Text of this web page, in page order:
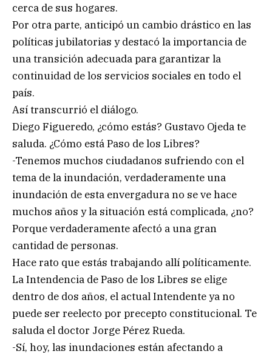
cerca de sus hogares.
Por otra parte, anticipó un cambio drástico en las
políticas jubilatorias y destacó la importancia de
una transición adecuada para garantizar la
continuidad de los servicios sociales en todo el
país.
Así transcurrió el diálogo.
Diego Figueredo, ¿cómo estás? Gustavo Ojeda te
saluda. ¿Cómo está Paso de los Libres?
-Tenemos muchos ciudadanos sufriendo con el
tema de la inundación, verdaderamente una
inundación de esta envergadura no se ve hace
muchos años y la situación está complicada, ¿no?
Porque verdaderamente afectó a una gran
cantidad de personas.
Hace rato que estás trabajando allí políticamente.
La Intendencia de Paso de los Libres se elige
dentro de dos años, el actual Intendente ya no
puede ser reelecto por precepto constitucional. Te
saluda el doctor Jorge Pérez Rueda.
-Sí, hoy, las inundaciones están afectando a